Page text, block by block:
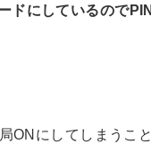
ドにしているので
ONにしてしまうこと